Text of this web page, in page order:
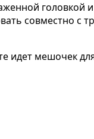
совместно с
идет мешочек